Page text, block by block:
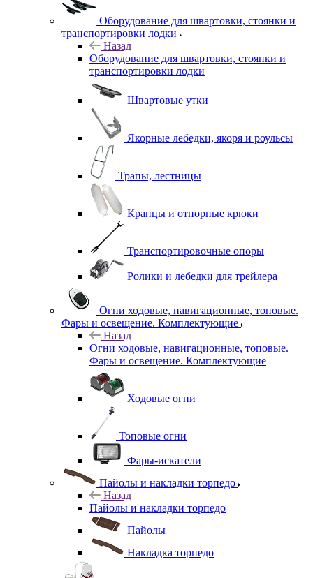
Оборудование для швартовки, стоянки и
транспортировки лодки
Назад
Оборудование для швартовки, стоянки и
транспортировки лодки
Швартовые утки
Якорные лебедки, якоря и роульсы
Трапы, лестницы
Кранцы и отпорные крюки
Транспортировочные опоры
Ролики и лебедки для трейлера
Огни ходовые, навигационные, топовые.
Фары и освещение. Комплектующие
Назад
Огни ходовые, навигационные, топовые.
Фары и освещение. Комплектующие
Ходовые огни
Топовые огни
Фары-искатели
Пайолы и накладки торпедо
Назад
Пайолы и накладки торпедо
Пайолы
Накладка торпедо